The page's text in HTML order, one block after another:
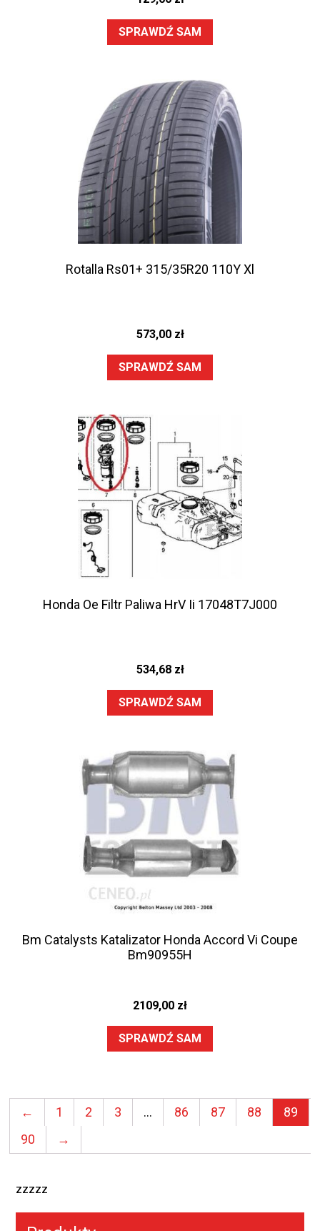
SPRAWDŹ SAM
Rotalla Rs01+ 315/35R20 110Y Xl
573,00 zł
SPRAWDŹ SAM
Honda Oe Filtr Paliwa HrV Ii 17048T7J000
534,68 zł
SPRAWDŹ SAM
Bm Catalysts Katalizator Honda Accord Vi Coupe
Bm90955H
2109,00 zł
SPRAWDŹ SAM
← 1 2 3 … 86 87 88
89
90
→
zzzzz